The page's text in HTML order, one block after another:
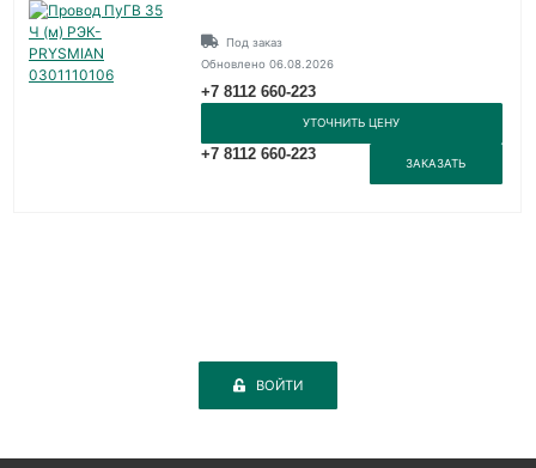
Под заказ
Обновлено 06.08.2026
+7 8112 660-223
УТОЧНИТЬ ЦЕНУ
+7 8112 660-223
ЗАКАЗАТЬ
ВОЙТИ